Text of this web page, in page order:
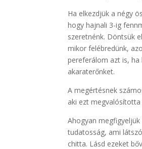
Ha elkezdjük a négy
hogy hajnali 3-ig
szeretnénk. Döntsük
mikor felébredünk,
pereferálom azt is,
akaraterőnket.
A megértésnek
aki ezt
Ahogyan
tudatosság, ami
chitta. Lásd ezeket